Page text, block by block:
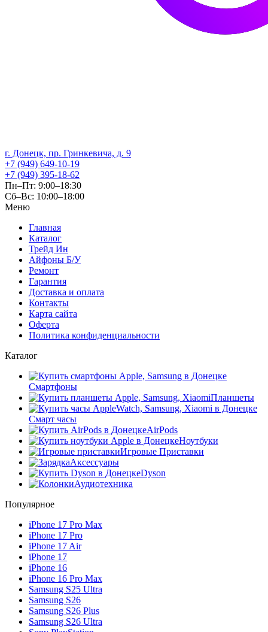
г. Донецк, пр. Гринкевича, д. 9
+7 (949) 649-10-19
+7 (949) 395-18-62
Пн–Пт: 9:00–18:30
Сб–Вс: 10:00–18:00
Меню
Главная
Каталог
Трейд Ин
Айфоны Б/У
Ремонт
Гарантия
Доставка и оплата
Контакты
Карта сайта
Оферта
Политика конфиденциальности
Каталог
Смартфоны
Планшеты
Смарт часы
AirPods
Ноутбуки
Игровые Приставки
Аксессуары
Dyson
Аудиотехника
Популярное
iPhone 17 Pro Max
iPhone 17 Pro
iPhone 17 Air
iPhone 17
iPhone 16
iPhone 16 Pro Max
Samsung S25 Ultra
Samsung S26
Samsung S26 Plus
Samsung S26 Ultra